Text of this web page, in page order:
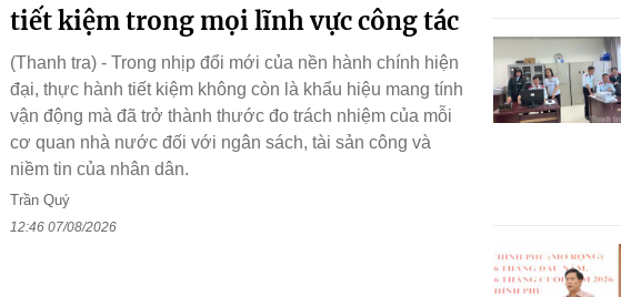
tiết kiệm trong mọi lĩnh vực công tác
(Thanh tra) - Trong nhịp đổi mới của nền hành chính hiện
đại, thực hành tiết kiệm không còn là khẩu hiệu mang tính
vận động mà đã trở thành thước đo trách nhiệm của mỗi
cơ quan nhà nước đối với ngân sách, tài sản công và
niềm tin của nhân dân.
Trần Quý
12:46 07/08/2026